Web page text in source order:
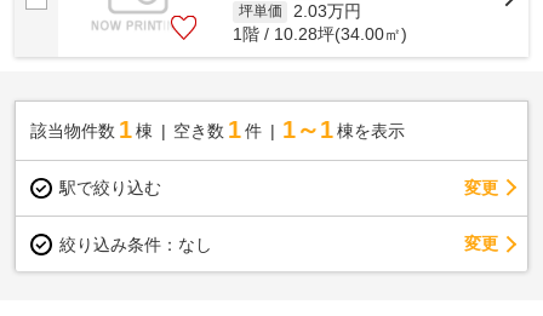
坪単価 2.03万円
1階 / 10.28坪(34.00㎡)
該当物件数 1棟 空き数 1 件 1～1 棟を表示
駅で絞り込む 変更
絞り込み条件： なし 変更